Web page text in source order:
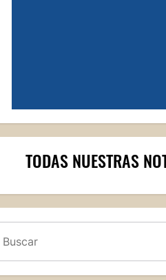
TODAS NUESTRAS